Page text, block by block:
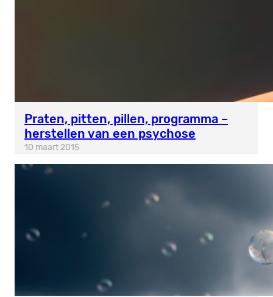
Praten, pitten, pillen, programma –
herstellen van een psychose
10 maart 2015